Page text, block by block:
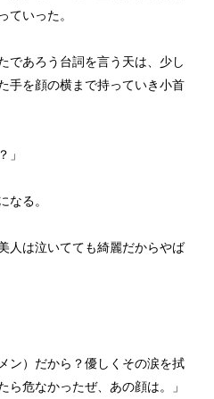
ていった。
であろう台詞を言う天は、少し
手を顔の横まで持っていき小首
」
なる。
人は泣いてても綺麗だからやば
ン）だから？優しくその涙を拭
ら危なかったぜ、あの顔は。」